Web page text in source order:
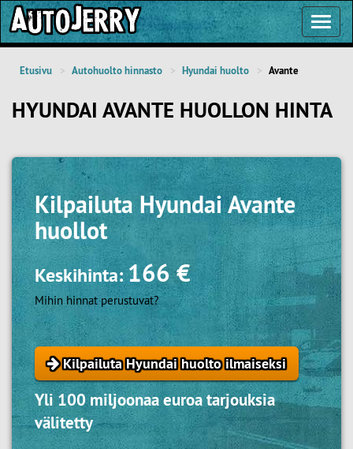
Etusivu Autohuolto hinnasto Hyundai huolto Avante
HYUNDAI AVANTE HUOLLON HINTA
KilpailutaHyundai Avante
huollot
Keskihinta:166 €
Mihin hinnat perustuvat?
Kilpailuta Hyundai huolto ilmaiseksi
Yli 100 miljoonaa euroa tarjouksia
välitetty